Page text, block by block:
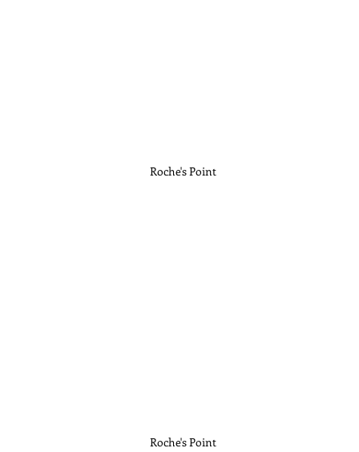
Roche's Point
Roche's Point